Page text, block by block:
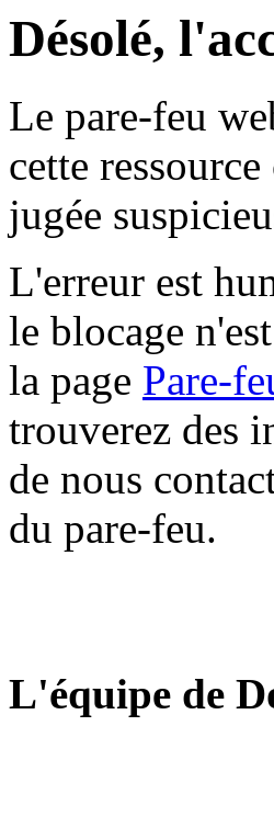
Désolé,
Le pare-feu
cette
jugée
L'erreur est
le blocage
la page Pare-
trouverez des
de nous
du pare-feu.
L'équipe de